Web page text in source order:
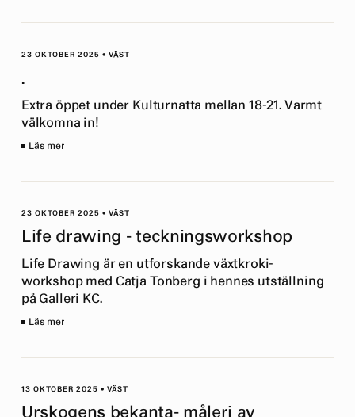
23 OKTOBER 2025 • VÄST
.
Extra öppet under Kulturnatta mellan 18-21. Varmt
välkomna in!
Läs mer
23 OKTOBER 2025 • VÄST
Life drawing - teckningsworkshop
Life Drawing är en utforskande växtkroki-
workshop med Catja Tonberg i hennes utställning
på Galleri KC.
Läs mer
13 OKTOBER 2025 • VÄST
Urskogens bekanta- måleri av